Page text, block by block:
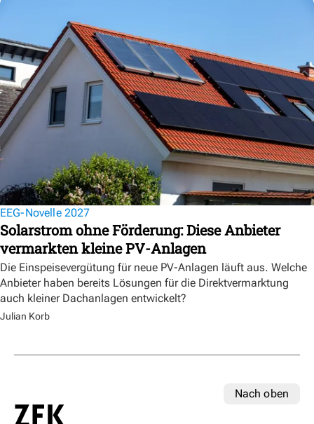
EEG-Novelle 2027
Solarstrom ohne Förderung: Diese Anbieter
vermarkten kleine PV-Anlagen
Die Einspeisevergütung für neue PV-Anlagen läuft aus. Welche
Anbieter haben bereits Lösungen für die Direktvermarktung
auch kleiner Dachanlagen entwickelt?
Julian Korb
Nach oben